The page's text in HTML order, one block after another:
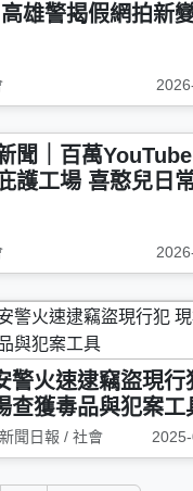
雄警揭假網拍新
聞｜百萬
護工場 喜憨兒日
警火速逮竊盜現行
查獲毒品與犯案工
聞日報 / 社會